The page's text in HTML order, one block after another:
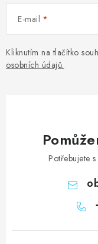
E-mail
Kliknutím na tlačítko
osobních údajů.
Potřebujete